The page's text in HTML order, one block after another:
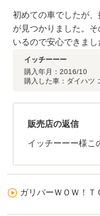
初めての車でしたが
が見つかりました。
いるので安心できまし
イッチーーー
購入年月： 2016/10
購入した車：ダイハツ
販売店の返信
イッチーーー様こ
等ございました
ガリバーＷＯＷ！